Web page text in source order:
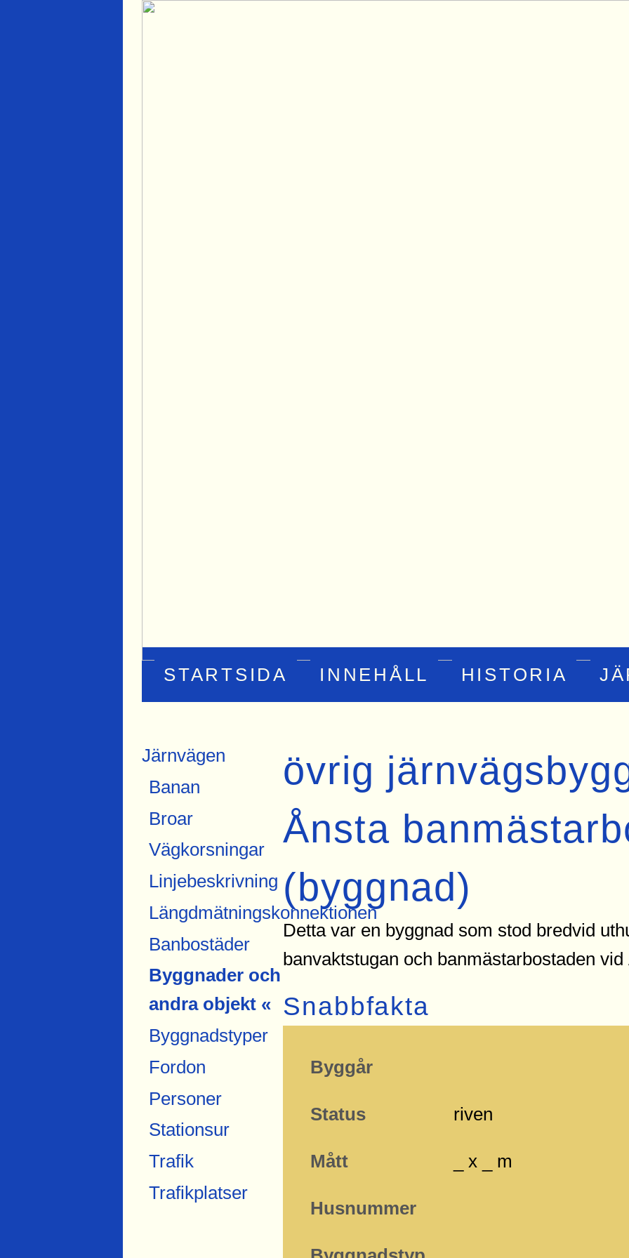
STARTSIDA INNEHÅLL HISTORIA
Järnvägen
Banan
Broar
Vägkorsningar
Linjebeskrivning
Längdmätningskonnektionen
Banbostäder
Byggnader och
andra objekt «
Byggnadstyper
Fordon
Personer
Stationsur
Trafik
Trafikplatser
övrig
Ånsta
(byggnad)
Detta var en byggnad som stod bredvid
banvaktstugan och banmästarbostaden vid
Snabbfakta
Byggår
Status riven
Mått _ x _ m
Husnummer